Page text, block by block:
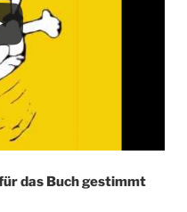
das Buch gestimmt